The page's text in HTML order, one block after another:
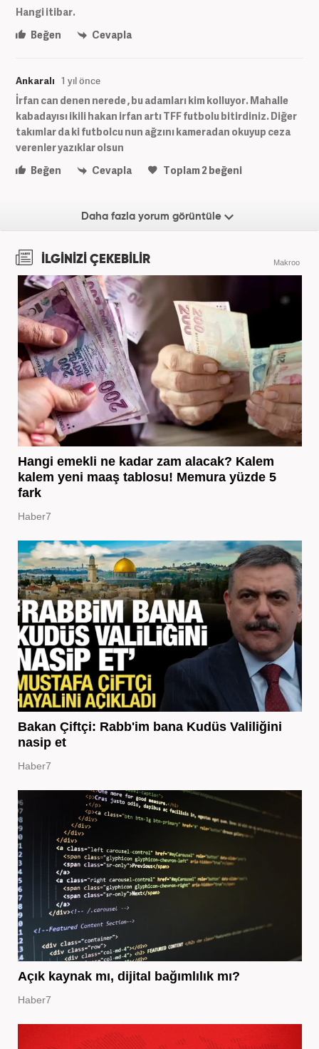
Hangi itibar.
Beğen
Cevapla
Ankaralı 1 yıl önce
İrfan can denen nerede , bu adamları kim kolluyor. Mahalle
kabadayısı ikili hakan irfan artı TFF futbolu bitirdiniz. Diğer
takımlar da ki futbolcu nun ağzını kameradan okuyup ceza
verenler yazıklar olsun
Beğen
Cevapla Toplam2beğeni
Daha fazla yorum görüntüle
İLGİNİZİ ÇEKEBİLİR Makroo
Hangi emekli ne kadar zam alacak? Kalem
kalem yeni maaş tablosu! Memura yüzde 5
fark
Haber7
Bakan Çiftçi: Rabb'im bana Kudüs Valiliğini
nasip et
Haber7
Açık kaynak mı, dijital bağımlılık mı?
Haber7